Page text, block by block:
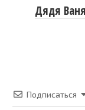
Дядя
Подписаться